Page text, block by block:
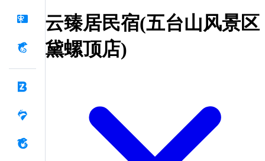
云臻居民宿(五台山风景区
黛螺顶店)